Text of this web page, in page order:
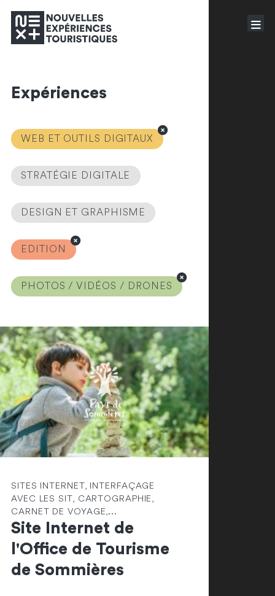
Expériences
WEB ET OUTILS DIGITAUX
STRATÉGIE DIGITALE
DESIGN ET GRAPHISME
EDITION
PHOTOS / VIDÉOS / DRONES
SITES INTERNET, INTERFAÇAGE
AVEC LES SIT, CARTOGRAPHIE,
CARNET DE VOYAGE,...
Site Internet de
l'Office de Tourisme
de Sommières